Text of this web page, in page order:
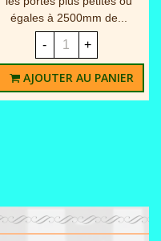
égales à 2500mm de...
- +
AJOUTER AU PANIER